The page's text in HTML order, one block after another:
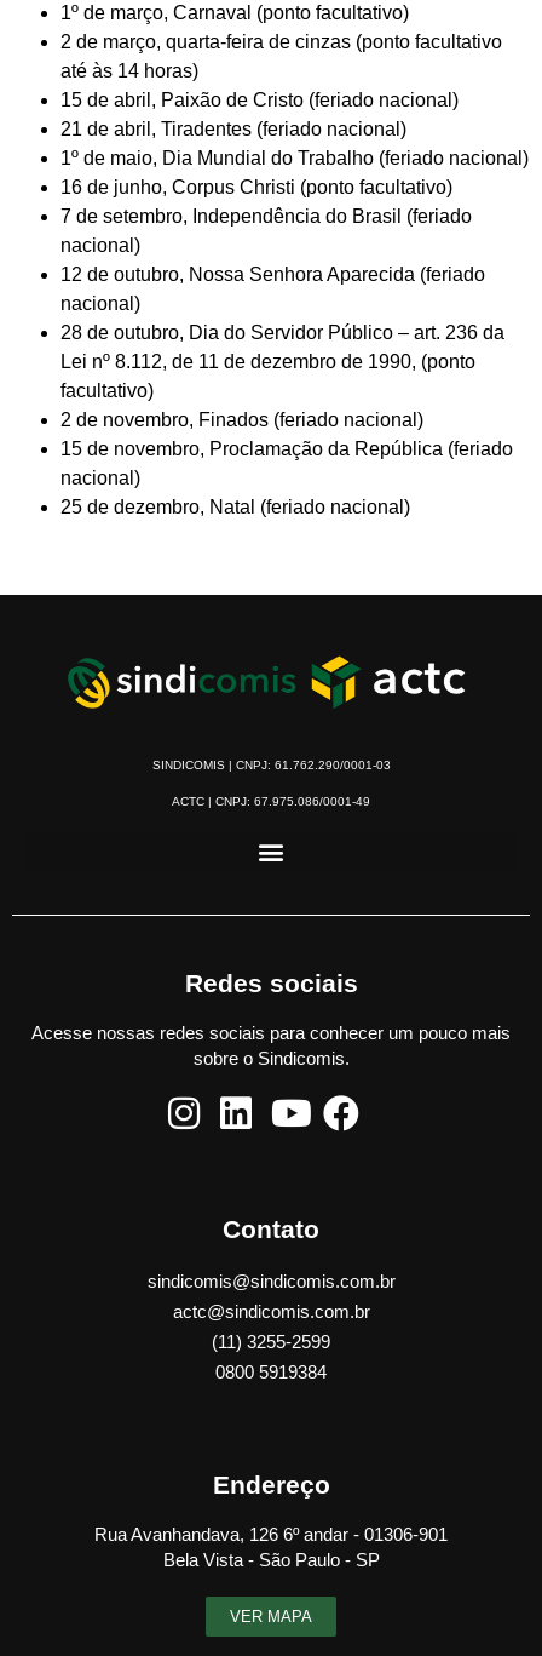
1º de março, Carnaval (ponto facultativo)
2 de março, quarta-feira de cinzas (ponto facultativo
até às 14 horas)
15 de abril, Paixão de Cristo (feriado nacional)
21 de abril, Tiradentes (feriado nacional)
1º de maio, Dia Mundial do Trabalho (feriado nacional)
16 de junho, Corpus Christi (ponto facultativo)
7 de setembro, Independência do Brasil (feriado
nacional)
12 de outubro, Nossa Senhora Aparecida (feriado
nacional)
28 de outubro, Dia do Servidor Público – art. 236 da
Lei nº 8.112, de 11 de dezembro de 1990, (ponto
facultativo)
2 de novembro, Finados (feriado nacional)
15 de novembro, Proclamação da República (feriado
nacional)
25 de dezembro, Natal (feriado nacional)
SINDICOMIS | CNPJ: 61.762.290/0001-03
ACTC | CNPJ: 67.975.086/0001-49
Redes sociais
Acesse nossas redes sociais para conhecer um pouco mais
sobre o Sindicomis.
Contato
sindicomis@sindicomis.com.br
actc@sindicomis.com.br
(11) 3255-2599
0800 5919384
Endereço
Rua Avanhandava, 126 6º andar - 01306-901
Bela Vista - São Paulo - SP
VER MAPA